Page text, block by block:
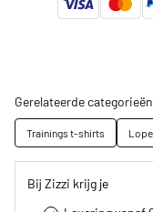
Gerelateerde categorieën
Trainings t-shirts
Bij Zizzi krijg je